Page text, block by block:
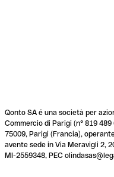
Qonto SA é una società per
Commercio di Parigi (n° 819
75009, Parigi (Francia),
avente sede in Via Meravigli 2,
MI-2559348, PEC